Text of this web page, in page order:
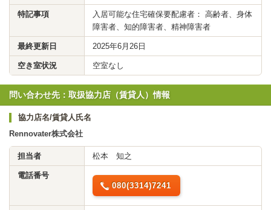
特記事項
入居可能な住宅確保要配慮者： 高齢者、身体
障害者、知的障害者、精神障害者
最終更新日 2025年6月26日
空き室状況 空室なし
問い合わせ先：取扱協力店（賃貸人）情報
協力店名/賃貸人氏名
Rennovater株式会社
担当者 松本 知之
電話番号
080(3314)7241